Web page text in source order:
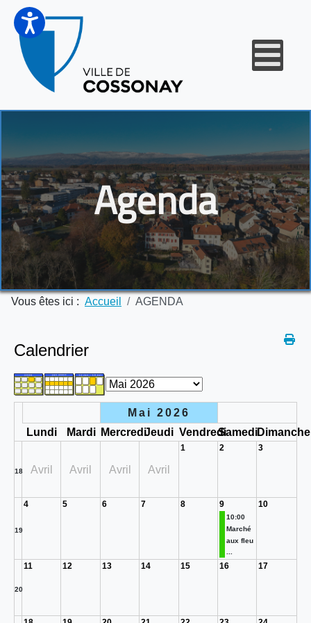
Agenda
Vous êtes ici : Accueil AGENDA
Calendrier
Mai 2026
Lundi
Mardi MercrediJeudi VendrediSamediDimanche
18 Avril Avril Avril Avril
1 2 3
19
4 5 6 7 8 9
10:00
Marché
aux fleu
...
10
20
11 12 13 14 15 16 17